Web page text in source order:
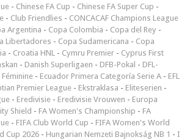
- Chinese FA Cup - Chinese FA Super Cup -
- Club Friendlies - CONCACAF Champions League
Argentina - Copa Colombia - Copa del Rey -
Libertadores - Copa Sudamericana - Copa
- Croatia HNL - Cymru Premier - Cyprus First
- Danish Superligaen - DFB-Pokal - DFL-
- Ecuador Primera Categoría Serie A - EFL
Premier League - Ekstraklasa - Eliteserien -
- Eredivisie - Eredivisie Vrouwen - Europa
Shield - FA Women's Championship - FA
- FIFA Club World Cup - FIFA Women's World
Cup 2026 - Hungarian Nemzeti Bajnokság NB 1 - I